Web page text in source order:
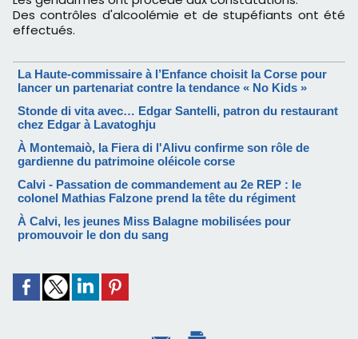
Des contrôles d'alcoolémie et de stupéfiants ont été
effectués.
La Haute-commissaire à l’Enfance choisit la Corse pour
lancer un partenariat contre la tendance « No Kids »
Stonde di vita avec… Edgar Santelli, patron du restaurant
chez Edgar à Lavatoghju
À Montemaiò, la Fiera di l'Alivu confirme son rôle de
gardienne du patrimoine oléicole corse
Calvi - Passation de commandement au 2e REP : le
colonel Mathias Falzone prend la tête du régiment
À Calvi, les jeunes Miss Balagne mobilisées pour
promouvoir le don du sang